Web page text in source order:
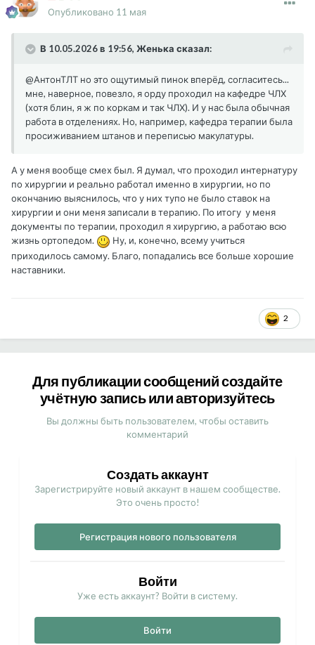
Опубликовано 11 мая
В 10.05.2026 в 19:56, Женька сказал:
@АнтонТЛТ но это ощутимый пинок вперёд, согласитесь...
мне, наверное, повезло, я орду проходил на кафедре ЧЛХ
(хотя блин, я ж по коркам и так ЧЛХ). И у нас была обычная
работа в отделениях. Но, например, кафедра терапии была
просиживанием штанов и переписью макулатуры.
А у меня вообще смех был. Я думал, что проходил интернатуру
по хирургии и реально работал именно в хирургии, но по
окончанию выяснилось, что у них тупо не было ставок на
хирургии и они меня записали в терапию. По итогу у меня
документы по терапии, проходил я хирургию, а работаю всю
жизнь ортопедом.
Ну, и, конечно, всему учиться
приходилось самому. Благо, попадались все больше хорошие
наставники.
2
Для публикации сообщений создайте
учётную запись или авторизуйтесь
Вы должны быть пользователем, чтобы оставить
комментарий
Создать аккаунт
Зарегистрируйте новый аккаунт в нашем сообществе.
Это очень просто!
Регистрация нового пользователя
Войти
Уже есть аккаунт? Войти в систему.
Войти